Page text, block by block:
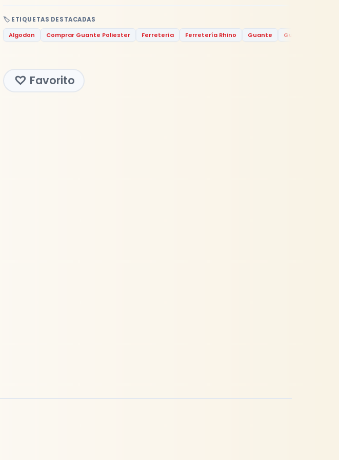
🏷️ ETIQUETAS DESTACADAS
Algodon
Comprar Guante Poliester Ferretería Ferretería Rhino Guante Guante Poliester
Favorito